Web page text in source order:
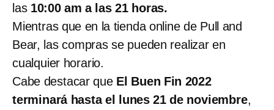
las 10:00 am a las 21 horas.
Mientras que en la tienda online de Pull and
Bear, las compras se pueden realizar en
cualquier horario.
Cabe destacar queEl Buen Fin 2022
terminará hasta el lunes 21 de noviembre,